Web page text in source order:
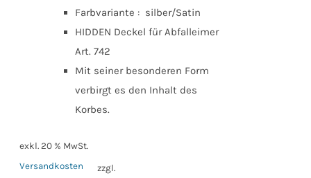
Farbvariante : silber/Satin
HIDDEN Deckel für Abfalleimer
Art. 742
Mit seiner besonderen Form
verbirgt es den Inhalt des
Korbes.
exkl. 20 % MwSt.
zzgl.
Versandkosten